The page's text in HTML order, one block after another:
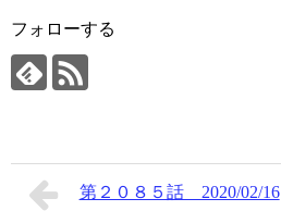
フォローする
第２０８５話 2020/02/16